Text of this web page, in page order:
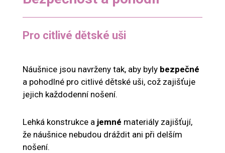
Pro citlivé dětské uši
Náušnice jsou navrženy tak, aby byly bezpečné
a pohodlné pro citlivé dětské uši, což zajišťuje
jejich každodenní nošení.
Lehká konstrukce a jemné materiály zajišťují,
že náušnice nebudou dráždit ani při delším
nošení.